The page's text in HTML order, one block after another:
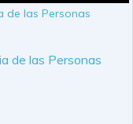
de las Personas